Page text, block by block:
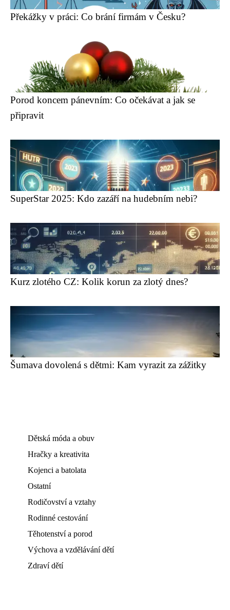
Překážky v práci: Co brání firmám v Česku?
Porod koncem pánevním: Co očekávat a jak se
připravit
SuperStar 2025: Kdo zazáří na hudebním nebi?
Kurz zlotého CZ: Kolik korun za zlotý dnes?
Šumava dovolená s dětmi: Kam vyrazit za zážitky
Dětská móda a obuv
Hračky a kreativita
Kojenci a batolata
Ostatní
Rodičovství a vztahy
Rodinné cestování
Těhotenství a porod
Výchova a vzdělávání dětí
Zdraví dětí